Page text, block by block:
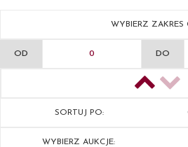
WYBIERZ ZAKRES
OD DO
SORTUJ PO:
WYBIERZ AUKCJE: